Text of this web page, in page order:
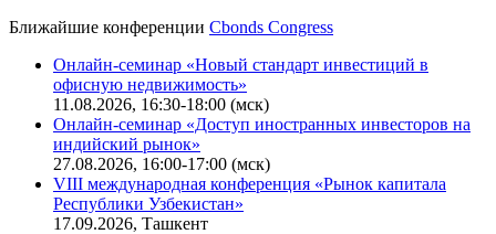
Ближайшие конференции Cbonds Congress
Онлайн-семинар «Новый стандарт инвестиций в
офисную недвижимость»
11.08.2026, 16:30-18:00 (мск)
Онлайн-семинар «Доступ иностранных инвесторов на
индийский рынок»
27.08.2026, 16:00-17:00 (мск)
VIII международная конференция «Рынок капитала
Республики Узбекистан»
17.09.2026, Ташкент